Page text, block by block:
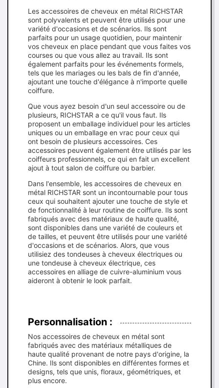
Les accessoires de cheveux en métal RICHSTAR
sont polyvalents et peuvent être utilisés pour une
variété d'occasions et de scénarios. Ils sont
parfaits pour un usage quotidien, pour maintenir
vos cheveux en place pendant que vous faites vos
courses ou que vous allez au travail. Ils sont
également parfaits pour les événements formels,
tels que les mariages ou les bals de fin d'année,
ajoutant une touche d'élégance à n'importe quelle
coiffure.
Que vous ayez besoin d'un seul accessoire ou de
plusieurs, RICHSTAR a ce qu'il vous faut. Ils
proposent un emballage individuel pour les articles
uniques ou un emballage en vrac pour ceux qui
ont besoin de plusieurs accessoires. Ces
accessoires peuvent également être utilisés par les
coiffeurs professionnels, ce qui en fait un excellent
ajout à tout salon de coiffure ou barbier.
Dans l'ensemble, les accessoires de cheveux en
métal RICHSTAR sont un incontournable pour tous
ceux qui souhaitent ajouter une touche de style et
de fonctionnalité à leur routine de coiffure. Ils sont
fabriqués avec des matériaux de haute qualité,
sont disponibles dans une variété de couleurs et
de tailles, et peuvent être utilisés pour une variété
d'occasions et de scénarios. Alors, que vous
utilisiez des tondeuses à cheveux électriques ou
une tondeuse à cheveux électrique, ces
accessoires en alliage de cuivre-aluminium vous
aideront à obtenir le look parfait.
Personnalisation :
Nos accessoires de cheveux en métal sont
fabriqués avec des matériaux métalliques de
haute qualité provenant de notre pays d'origine, la
Chine. Ils sont disponibles en différentes formes et
designs, tels que unis, floraux, géométriques, et
plus encore.